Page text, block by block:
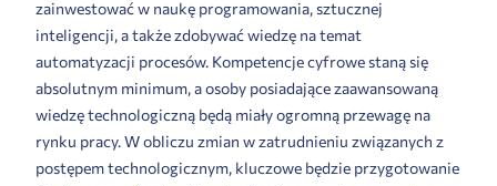
zainwestować w naukę programowania, sztucznej
inteligencji, a także zdobywać wiedzę na temat
automatyzacji procesów. Kompetencje cyfrowe staną się
absolutnym minimum, a osoby posiadające zaawansowaną
wiedzę technologiczną będą miały ogromną przewagę na
rynku pracy. W obliczu zmian w zatrudnieniu związanych z
postępem technologicznym, kluczowe będzie przygotowanie